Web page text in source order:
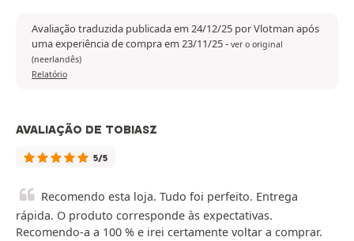
Avaliação traduzida publicada em 24/12/25 por Vlotman após
uma experiência de compra em 23/11/25- ver o original
(neerlandês)
Relatório
AVALIAÇÃO DE TOBIASZ
5/5
Recomendo esta loja. Tudo foi perfeito. Entrega
rápida. O produto corresponde às expectativas.
Recomendo-a a 100 % e irei certamente voltar a comprar.